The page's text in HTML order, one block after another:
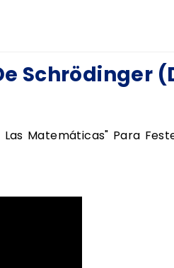
Schrödinger
Matemáticas" Para